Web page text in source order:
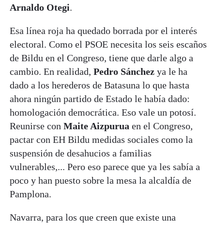
Arnaldo Otegi.
Esa línea roja ha quedado borrada por el interés
electoral. Como el PSOE necesita los seis escaños
de Bildu en el Congreso, tiene que darle algo a
cambio. En realidad, Pedro Sánchez ya le ha
dado a los herederos de Batasuna lo que hasta
ahora ningún partido de Estado le había dado:
homologación democrática. Eso vale un potosí.
Reunirse con Maite Aizpurua en el Congreso,
pactar con EH Bildu medidas sociales como la
suspensión de desahucios a familias
vulnerables,... Pero eso parece que ya les sabía a
poco y han puesto sobre la mesa la alcaldía de
Pamplona.
Navarra, para los que creen que existe una